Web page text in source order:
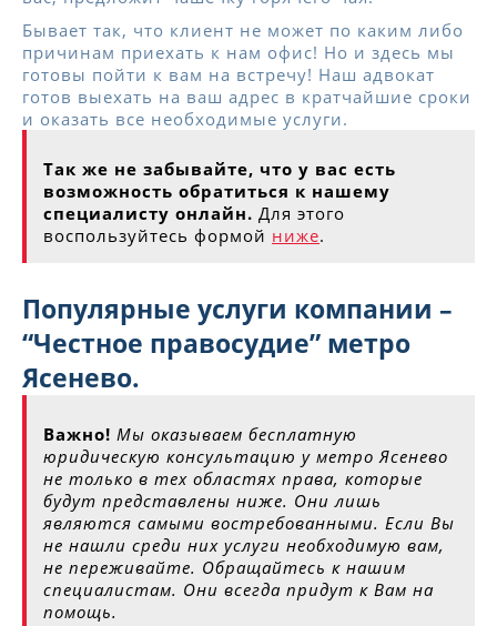
Бывает так, что клиент не может по каким либо
причинам приехать к нам офис! Но и здесь мы
готовы пойти к вам на встречу! Наш адвокат
готов выехать на ваш адрес в кратчайшие сроки
и оказать все необходимые услуги.
Так же не забывайте, что у вас есть
возможность обратиться к нашему
специалисту онлайн. Для этого
воспользуйтесь формой ниже.
Популярные услуги компании –
“Честное правосудие” метро
Ясенево.
Важно! Мы оказываем бесплатную
юридическую консультацию у метро Ясенево
не только в тех областях права, которые
будут представлены ниже. Они лишь
являются самыми востребованными. Если Вы
не нашли среди них услуги необходимую вам,
не переживайте. Обращайтесь к нашим
специалистам. Они всегда придут к Вам на
помощь.